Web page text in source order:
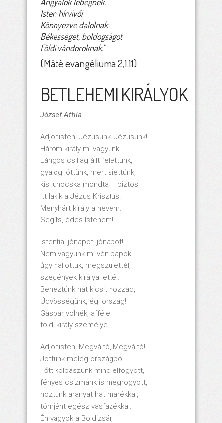
Isten hírvivői
Könnyezve dalolnak
Békességet, boldogságot
Földi vándoroknak.”
(Máté evangéliuma 2,1.11)
BETLEHEMI KIRÁLYOK
József Attila
Adjonisten, Jézusunk, Jézusunk!
Három király mi vagyunk.
Lángos csillag állt felettünk,
gyalog jöttünk, mert siettünk,
kis juhocska mondta – biztos
itt lakik a Jézus Krisztus.
Menyhárt király a nevem.
Segíts, édes Istenem!
Istenfia, jónapot, jónapot!
Nem vagyunk mi vén papok.
ůgy hallottuk, megszülettél,
szegények királya lettél.
Benéztünk hát kicsit hozzád,
Üdvösségünk, égi ország!
Gáspár volnék, afféle
földi király személye.
Adjonisten, Megváltó, Megváltó!
Jöttünk meleg országból.
Főtt kolbászunk mind elfogyott,
fényes csizmánk is megrogyott,
hoztunk aranyat hat marékkal,
tömjént egész vasfazékkal.
Én vagyok a Boldizsár,